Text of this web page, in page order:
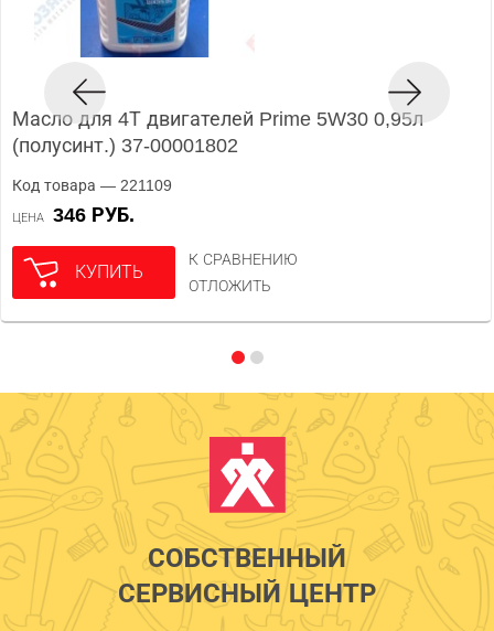
Масло для 4Т двигателей Prime 5W30 0,95л
(полусинт.) 37-00001802
Код товара — 221109
ЦЕНА 346 РУБ.
КУПИТЬ
К СРАВНЕНИЮ
ОТЛОЖИТЬ
СОБСТВЕННЫЙ
СЕРВИСНЫЙ ЦЕНТР